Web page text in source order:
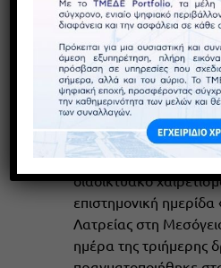
του ΤΕΕ/ΤΚΜ –
αρχιτεκτονική
παγκόσμια
Ο Πρόεδρος του
Κωνσταντίνος
διαδικτυακό
επιστημονική
Λατρείας στη
ημέρα της τριήμερης